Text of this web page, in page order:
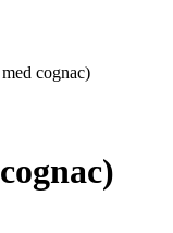
cognac)